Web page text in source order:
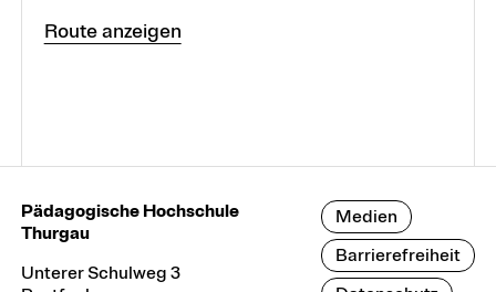
Route anzeigen
Pädagogische Hochschule
Thurgau
Unterer Schulweg 3
Medien
Barrierefreiheit